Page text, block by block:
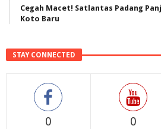
Cegah Macet! Satlantas Padang
Koto Baru
STAY CONNECTED
0 0